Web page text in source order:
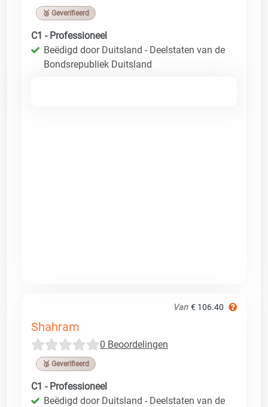
🥉 Geverifieerd
C1 - Professioneel
Beëdigd door Duitsland - Deelstaten van de
Bondsrepubliek Duitsland
Van € 106.40
Shahram
0 Beoordelingen
🥉 Geverifieerd
C1 - Professioneel
Beëdigd door Duitsland - Deelstaten van de